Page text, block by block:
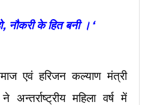
नौकरी के हित बनी ।‘
एवं हरिजन कल्याण मंत्री
अन्तर्राष्ट्रीय महिला वर्ष में